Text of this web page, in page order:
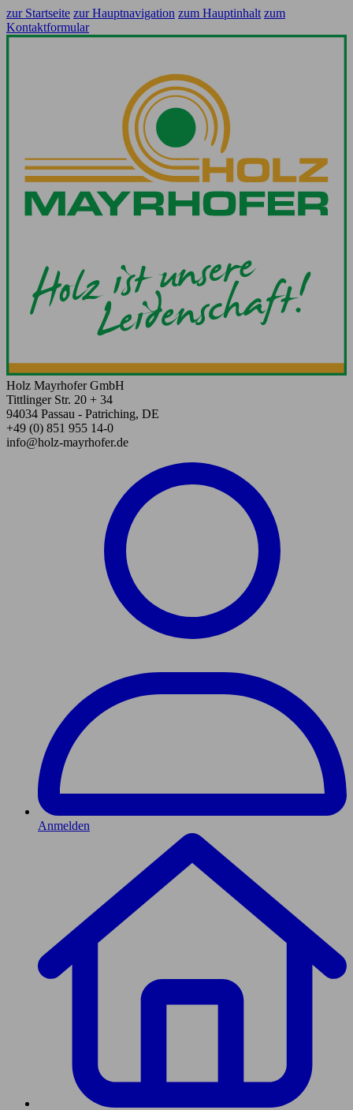
zur Startseite zur Hauptnavigation zum Hauptinhalt zum
Kontaktformular
Holz Mayrhofer GmbH
Tittlinger Str. 20 + 34
94034 Passau - Patriching, DE
+49 (0) 851 955 14-0
info@holz-mayrhofer.de
Anmelden